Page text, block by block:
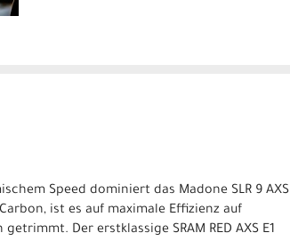
Speed dominiert das Madone SLR 9 AXS
ist es auf maximale Effizienz auf
Der erstklassige SRAM RED AXS E1